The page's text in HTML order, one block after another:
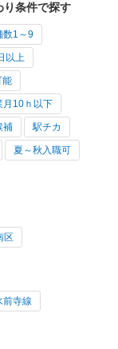
り条件で探す
数1～9
以上
能
月10ｈ以下
補 駅チカ
夏～秋入職可
区
前寺線